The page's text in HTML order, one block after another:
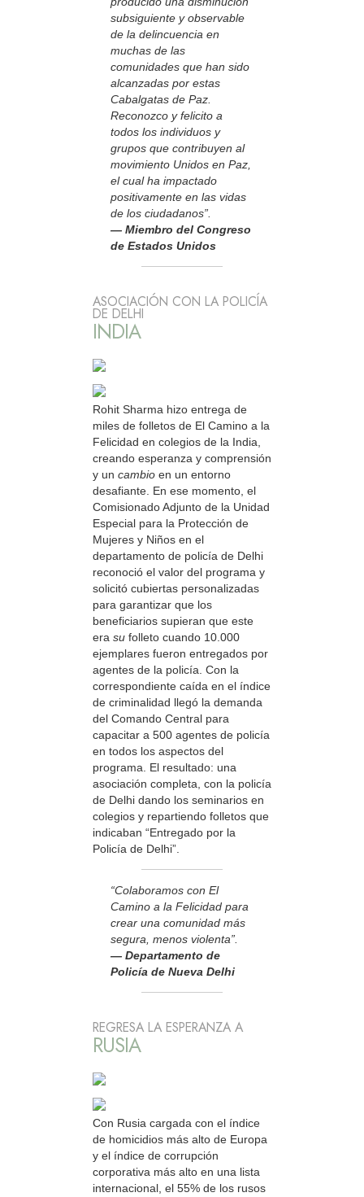
subsiguiente y observable
de la delincuencia en
muchas de las
comunidades que han sido
alcanzadas por estas
Cabalgatas de Paz.
Reconozco y felicito a
todos los individuos y
grupos que contribuyen al
movimiento Unidos en Paz,
el cual ha impactado
positivamente en las vidas
de los ciudadanos”.
— Miembro del Congreso
de Estados Unidos
ASOCIACIÓN CON LA POLICÍA
DE DELHI
INDIA
Rohit Sharma hizo entrega de
miles de folletos de El Camino a la
Felicidad en colegios de la India,
creando esperanza y comprensión
y un cambio en un entorno
desafiante. En ese momento, el
Comisionado Adjunto de la Unidad
Especial para la Protección de
Mujeres y Niños en el
departamento de policía de Delhi
reconoció el valor del programa y
solicitó cubiertas personalizadas
para garantizar que los
beneficiarios supieran que este
era su folleto cuando 10.000
ejemplares fueron entregados por
agentes de la policía. Con la
correspondiente caída en el índice
de criminalidad llegó la demanda
del Comando Central para
capacitar a 500 agentes de policía
en todos los aspectos del
programa. El resultado: una
asociación completa, con la policía
de Delhi dando los seminarios en
colegios y repartiendo folletos que
indicaban “Entregado por la
Policía de Delhi”.
“Colaboramos con El
Camino a la Felicidad para
crear una comunidad más
segura, menos violenta”.
— Departamento de
Policía de Nueva Delhi
REGRESA LA ESPERANZA A
RUSIA
Con Rusia cargada con el índice
de homicidios más alto de Europa
y el índice de corrupción
corporativa más alto en una lista
internacional, el 55% de los rusos